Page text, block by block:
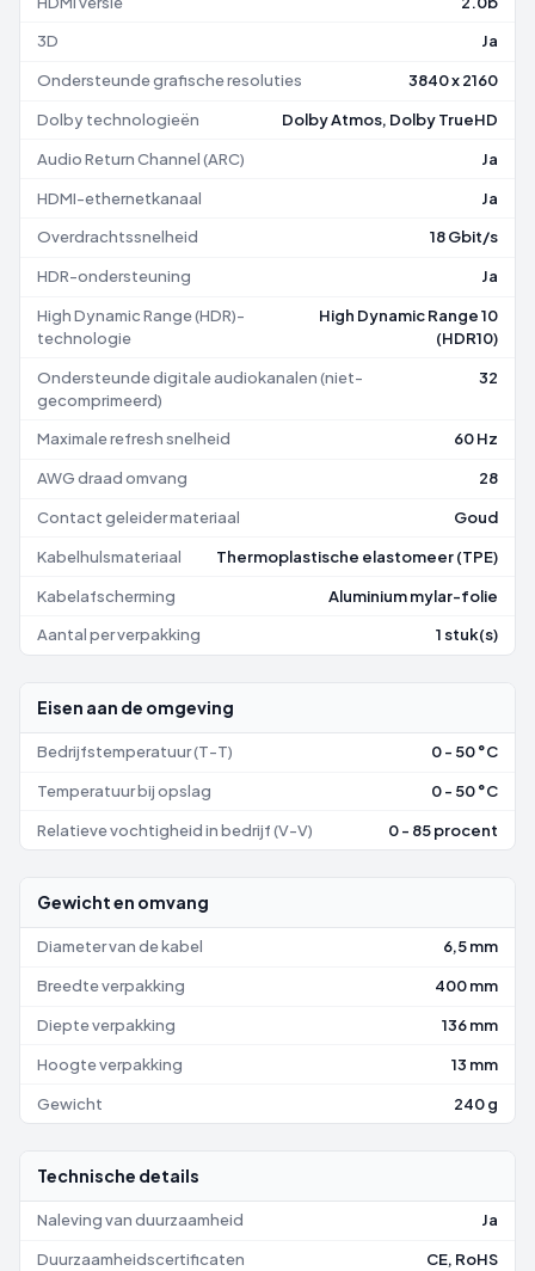
3D Ja
Ondersteunde grafische resoluties 3840 x 2160
Dolby technologieën Dolby Atmos, Dolby TrueHD
Audio Return Channel (ARC) Ja
HDMI-ethernetkanaal Ja
Overdrachtssnelheid 18 Gbit/s
HDR-ondersteuning Ja
High Dynamic Range (HDR)-
technologie
High Dynamic Range 10
(HDR10)
Ondersteunde digitale audiokanalen (niet-
gecomprimeerd)
32
Maximale refresh snelheid 60 Hz
AWG draad omvang 28
Contact geleider materiaal Goud
Kabelhulsmateriaal Thermoplastische elastomeer (TPE)
Kabelafscherming Aluminium mylar-folie
Aantal per verpakking 1 stuk(s)
Eisen aan de omgeving
Bedrijfstemperatuur (T-T) 0 - 50 °C
Temperatuur bij opslag 0 - 50 °C
Relatieve vochtigheid in bedrijf (V-V) 0 - 85 procent
Gewicht en omvang
Diameter van de kabel 6,5 mm
Breedte verpakking 400 mm
Diepte verpakking 136 mm
Hoogte verpakking 13 mm
Gewicht 240 g
Technische details
Naleving van duurzaamheid Ja
Duurzaamheidscertificaten CE, RoHS